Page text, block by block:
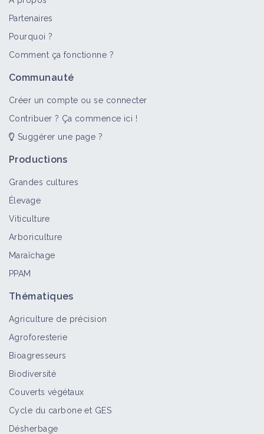
Partenaires
Pourquoi ?
Comment ça fonctionne ?
Communauté
Créer un compte ou se connecter
Contribuer ? Ça commence ici !
Suggérer une page ?
Productions
Grandes cultures
Élevage
Viticulture
Arboriculture
Maraîchage
PPAM
Thématiques
Agriculture de précision
Agroforesterie
Bioagresseurs
Biodiversité
Couverts végétaux
Cycle du carbone et GES
Désherbage